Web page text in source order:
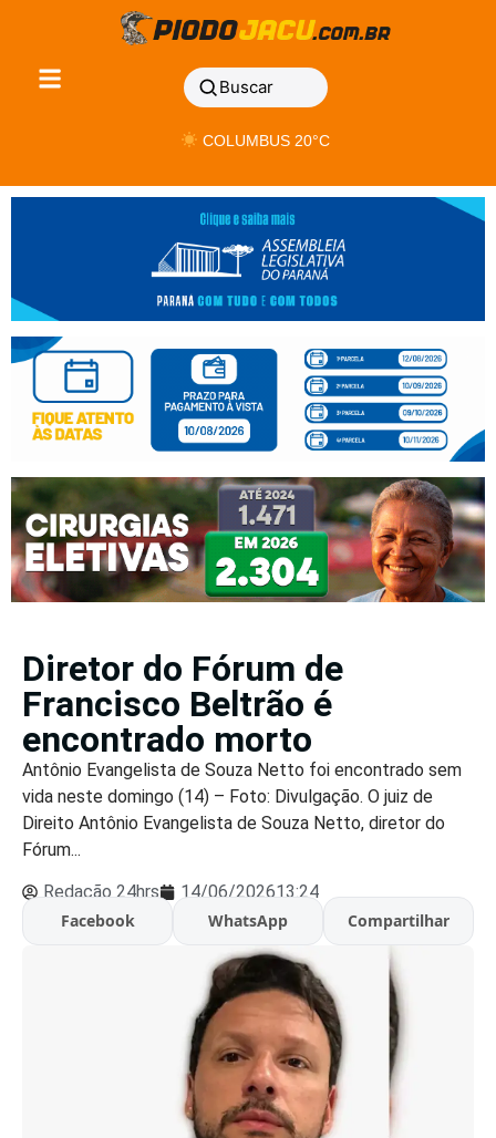
Buscar
COLUMBUS 20°C
Diretor do Fórum de
Francisco Beltrão é
encontrado morto
Antônio Evangelista de Souza Netto foi encontrado sem
vida neste domingo (14) – Foto: Divulgação. O juiz de
Direito Antônio Evangelista de Souza Netto, diretor do
Fórum...
Redação 24hrs 14/06/202613:24
Facebook
WhatsApp Compartilhar